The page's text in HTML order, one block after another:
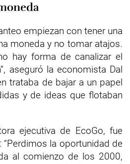
empiezan con tener una
moneda y no tomar atajos.
hay forma de canalizar el
aseguró la economista Dal
trataba de bajar a un papel
y de ideas que flotaban
ejecutiva de EcoGo, fue
la oportunidad de
al comienzo de los 2000,